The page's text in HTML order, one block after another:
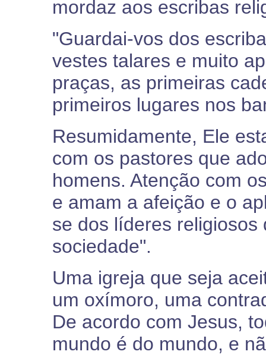
mordaz aos escribas
"Guardai-vos dos
vestes talares e muito
praças, as primeiras
primeiros lugares nos
Resumidamente, Ele
com os pastores que
homens. Atenção com
e amam a afeição e o
se dos líderes
sociedade".
Uma igreja que seja
um oxímoro, uma
De acordo com Jesus,
mundo é do mundo, e